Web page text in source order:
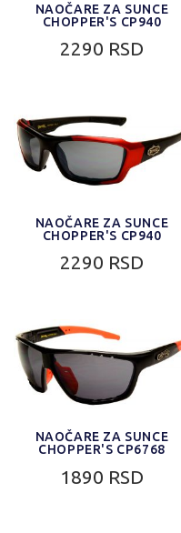
NAOČARE ZA SUNCE
CHOPPER'S CP940
2290 RSD
NAOČARE ZA SUNCE
CHOPPER'S CP940
2290 RSD
NAOČARE ZA SUNCE
CHOPPER'S CP6768
1890 RSD